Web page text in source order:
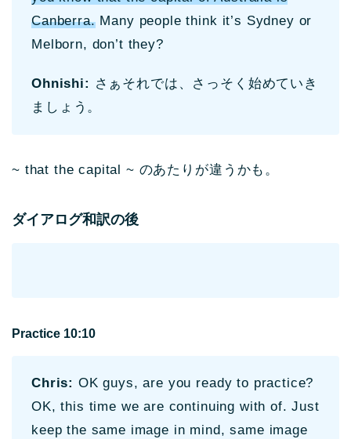
Canberra.Many people think it’s Sydney or
Melborn, don’t they?
Ohnishi: さぁそれでは、さっそく始めていき
ましょう。
~ that the capital ~ のあたりが違うかも。
ダイアログ和訳の後
Practice 10:10
Chris: OK guys, are you ready to practice?
OK, this time we are continuing with of. Just
keep the same image in mind, same image